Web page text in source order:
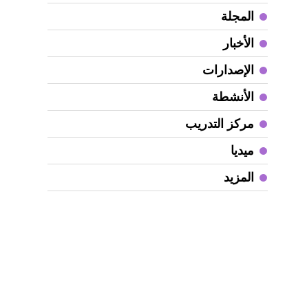
المجلة
الأخبار
الإصدارات
الأنشطة
مركز التدريب
ميديا
المزيد